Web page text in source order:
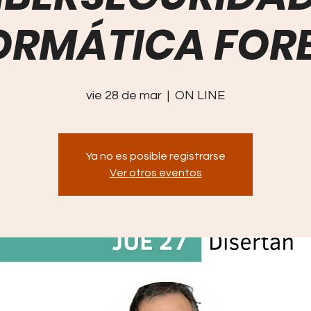
vie 28 de mar
  |
ON LINE
Ya no es posible registrarse
Ver otros eventos